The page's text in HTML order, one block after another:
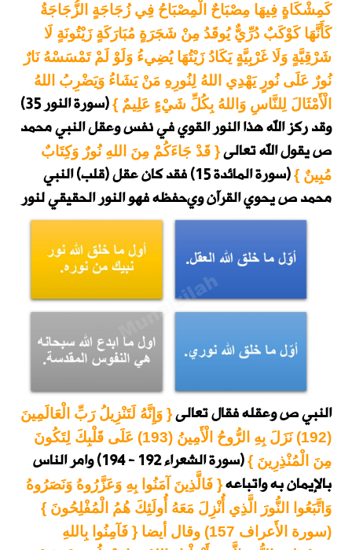
كَمِشْكَاةٍ فِيهَا مِصْبَاحٌ الْمِصْبَاحُ فِي زُجَاجَةٍ الزُّجَاجَةُ
كَأَنَّهَا كَوْكَبٌ دُرِّيٌّ يُوقَدُ مِنْ شَجَرَةٍ مُبَارَكَةٍ زَيْتُونَةٍ لَا
شَرْقِيَّةٍ وَلَا غَرْبِيَّةٍ يَكَادُ زَيْتُهَا يُضِيءُ وَلَوْ لَمْ تَمْسَسْهُ نَارٌ
نُورٌ عَلَى نُورٍ يَهْدِي اللهُ لِنُورِهِ مَنْ يَشَاءُ وَيَضْرِبُ اللهُ
الْأَمْثَالَ لِلنَّاسِ وَاللهُ بِكُلِّ شَيْءٍ عَلِيمٌ }(سورة النور 35)
وقد ركز الله هذا النور القوي في نفس وعقل النبي محمد
صيقول الله تعالى{ قَدْ جَاءَكُمْ مِنَ اللهِ نُورٌ وَكِتَابٌ
مُبِينٌ }(سورة المائدة 15)
فقد كان عقل (قلب) النبي
محمد ص يحوي القرآن ويحفظه فهو النور الحقيقي لنور
النبي ص وعقله فقال تعالى{ وَإِنَّهُ لَتَنْزِيلُ رَبِّ الْعَالَمِينَ
(192) نَزَلَ بِهِ الرُّوحُ الْأَمِينُ (193) عَلَى قَلْبِكَ لِتَكُونَ
مِنَ الْمُنْذِرِينَ }(سورة الشعراء 192 - 194)
وامر الناس
بالإيمان به واتباعه{ فَالَّذِينَ آمَنُوا بِهِ وَعَزَّرُوهُ وَنَصَرُوهُ
وَاتَّبَعُوا النُّورَ الَّذِي أُنْزِلَ مَعَهُ أُولَئِكَ هُمُ الْمُفْلِحُونَ }
(سورة الأَعراف 157)
وقال أيضا{ فَآمِنُوا بِاللهِ